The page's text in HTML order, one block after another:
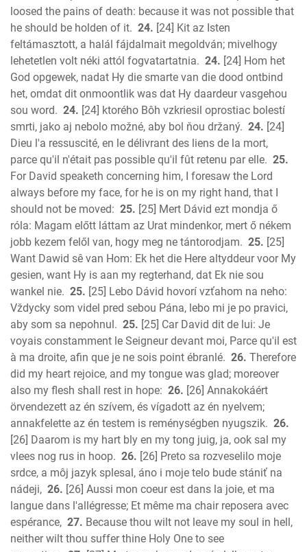
loosed the pains of death: because it was not possible that
he should be holden of it. 24. [24] Kit az Isten
feltámasztott, a halál fájdalmait megoldván; mivelhogy
lehetetlen volt néki attól fogvatartatnia. 24. [24] Hom het
God opgewek, nadat Hy die smarte van die dood ontbind
het, omdat dit onmoontlik was dat Hy daardeur vasgehou
sou word. 24. [24] ktorého Bôh vzkriesil oprostiac bolestí
smrti, jako aj nebolo možné, aby bol ňou držaný. 24. [24]
Dieu l'a ressuscité, en le délivrant des liens de la mort,
parce qu'il n'était pas possible qu'il fût retenu par elle. 25.
For David speaketh concerning him, I foresaw the Lord
always before my face, for he is on my right hand, that I
should not be moved: 25. [25] Mert Dávid ezt mondja ő
róla: Magam előtt láttam az Urat mindenkor, mert ő nékem
jobb kezem felől van, hogy meg ne tántorodjam. 25. [25]
Want Dawid sê van Hom: Ek het die Here altyddeur voor My
gesien, want Hy is aan my regterhand, dat Ek nie sou
wankel nie. 25. [25] Lebo Dávid hovorí vzťahom na neho:
Vždycky som videl pred sebou Pána, lebo mi je po pravici,
aby som sa nepohnul. 25. [25] Car David dit de lui: Je
voyais constamment le Seigneur devant moi, Parce qu'il est
à ma droite, afin que je ne sois point ébranlé. 26. Therefore
did my heart rejoice, and my tongue was glad; moreover
also my flesh shall rest in hope: 26. [26] Annakokáért
örvendezett az én szívem, és vígadott az én nyelvem;
annakfelette az én testem is reménységben nyugszik. 26.
[26] Daarom is my hart bly en my tong juig, ja, ook sal my
vlees nog rus in hoop. 26. [26] Preto sa rozveselilo moje
srdce, a môj jazyk splesal, áno i moje telo bude stániť na
nádeji, 26. [26] Aussi mon coeur est dans la joie, et ma
langue dans l'allégresse; Et même ma chair reposera avec
espérance, 27. Because thou wilt not leave my soul in hell,
neither wilt thou suffer thine Holy One to see